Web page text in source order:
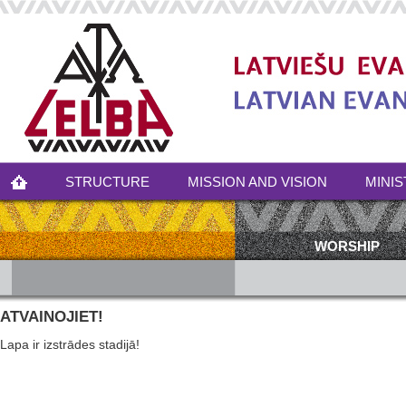
STRUCTURE MISSION AND VISION
WORSHIP
ATVAINOJIET!
Lapa ir izstrādes stadijā!